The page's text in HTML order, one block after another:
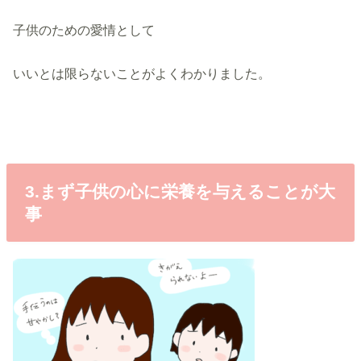
子供のための愛情として
いいとは限らないことがよくわかりました。
3.まず子供の心に栄養を与えることが大
事